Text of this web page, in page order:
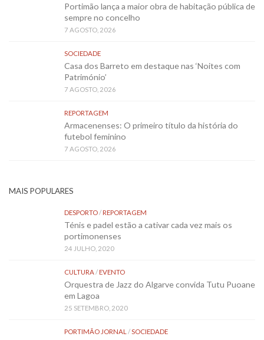
Portimão lança a maior obra de habitação pública de
sempre no concelho
7 AGOSTO, 2026
SOCIEDADE
Casa dos Barreto em destaque nas ‘Noites com
Património’
7 AGOSTO, 2026
REPORTAGEM
Armacenenses: O primeiro título da história do
futebol feminino
7 AGOSTO, 2026
MAIS POPULARES
DESPORTO/REPORTAGEM
Ténis e padel estão a cativar cada vez mais os
portimonenses
24 JULHO, 2020
CULTURA/EVENTO
Orquestra de Jazz do Algarve convida Tutu Puoane
em Lagoa
25 SETEMBRO, 2020
PORTIMÃO JORNAL /SOCIEDADE